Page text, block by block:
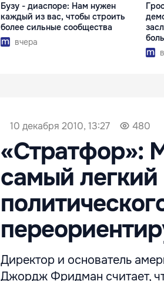
Бузу - диаспоре: Нам нужен
каждый из вас, чтобы строить
более сильные сообщества
вчера
10 декабря 2010, 13:27 480
«Стратфор»:
самый
Директор и основатель
Джордж Фридман считает,